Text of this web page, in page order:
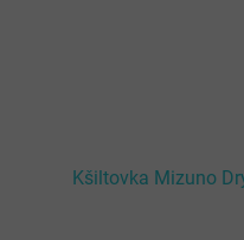
Kšiltovka Mizuno